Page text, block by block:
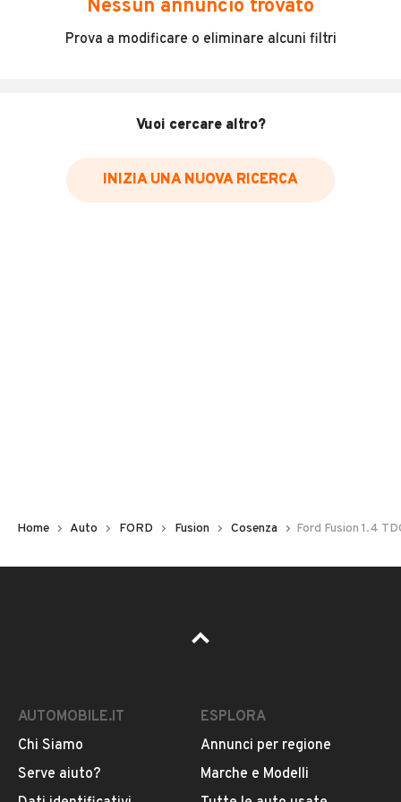
Incidenti in cui è stato coinvolto il veicolo
Data e luogo delle revisioni effettuate
Inserisci il numero di targa per verificare la disponibilità
Pubblicità
Nessun annuncio trovato
Prova a modificare o eliminare alcuni filtri
Vuoi cercare altro?
INIZIA UNA NUOVA RICERCA
Home Auto FORD Fusion Cosenza Ford Fusion 1.4
AUTOMOBILE.IT
Chi Siamo
Serve aiuto?
ESPLORA
Annunci per regione
Marche e Modelli